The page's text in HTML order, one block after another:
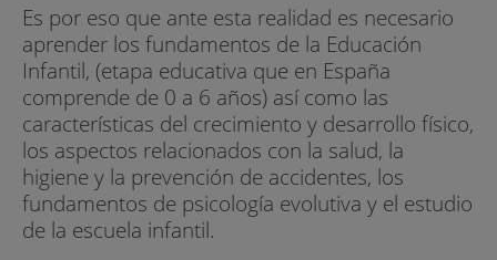
Es por eso que ante esta realidad es necesario
aprender los fundamentos de la Educación
Infantil, (etapa educativa que en España
comprende de 0 a 6 años) así como las
características del crecimiento y desarrollo físico,
los aspectos relacionados con la salud, la
higiene y la prevención de accidentes, los
fundamentos de psicología evolutiva y el estudio
de la escuela infantil.